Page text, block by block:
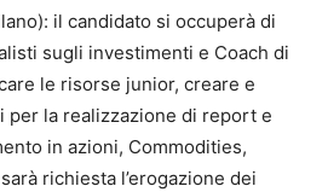
il candidato si occuperà di
sugli investimenti e Coach di
le risorse junior, creare e
per la realizzazione di report e
in azioni, Commodities,
richiesta l’erogazione dei